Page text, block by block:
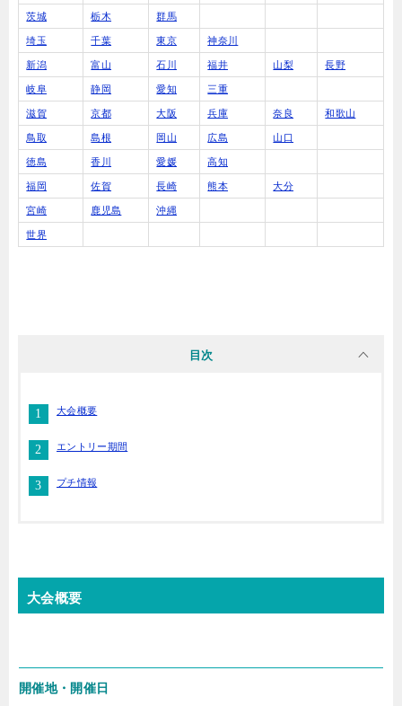
茨城 栃木 群馬
埼玉 千葉 東京 神奈川
新潟 富山 石川 福井 山梨 長野
岐阜 静岡 愛知 三重
滋賀 京都 大阪 兵庫 奈良 和歌山
鳥取 島根 岡山 広島 山口
徳島 香川 愛媛 高知
福岡 佐賀 長崎 熊本 大分
宮崎 鹿児島 沖縄
世界
目次
大会概要
エントリー期間
プチ情報
大会概要
開催地・開催日